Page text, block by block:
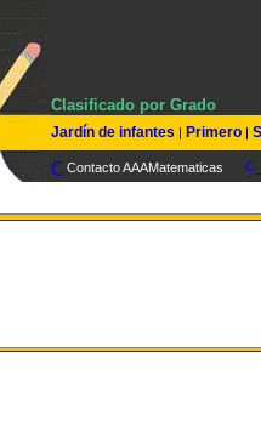
Clasificado por Grado
Jardín de infantes | Primero |
Contacto AAAMatematicas